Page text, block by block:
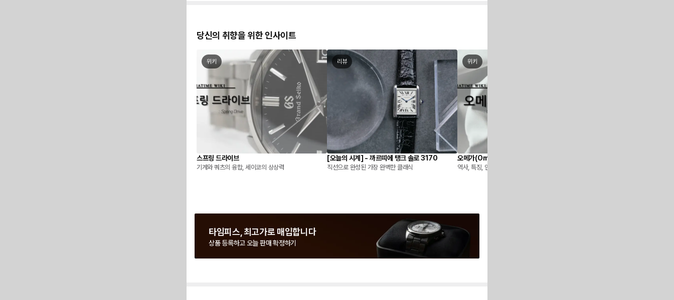
당신의 취향을 위한 인사이트
위키
스프링 드라이브
기계와 쿼츠의 융합, 세이코의 상상력
리뷰
[오늘의 시계] - 까르띠에 탱크 솔로 3170
직선으로 완성된 가장 완벽한 클래식
위키
오메가(Omega) 명품시계 브랜드 소개
역사, 특징, 인기 모델
타임피스, 최고가로 매입합니다
상품 등록하고 오늘 판매 확정하기